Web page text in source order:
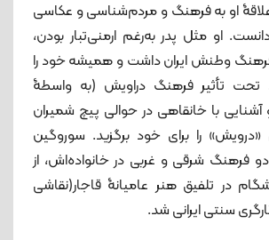
او به فرهنگ و مردم‌شناسی و عکاسی
او مثل پدر به‌رغم ارمنی‌تبار بودن،
فرهنگ وطنش ایران داشت و همیشه خود را
تحت تأثیر فرهنگ دراویش (به واسطۀ
با خانقاهی در حوالی پیچ شمیران
را برای خود برگزید. سوروگین
فرهنگ شرقی و غربی در خانواده‌اش، از
در تلفیق هنر عامیانۀ قاجار(نقاشی
سنتی ایرانی شد.